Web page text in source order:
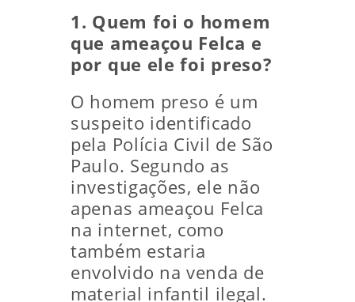
1. Quem foi o homem
que ameaçou Felca e
por que ele foi preso?
O homem preso é um
suspeito identificado
pela Polícia Civil de São
Paulo. Segundo as
investigações, ele não
apenas ameaçou Felca
na internet, como
também estaria
envolvido na venda de
material infantil ilegal.